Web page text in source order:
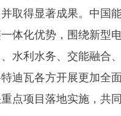
取得显著成果。中国
体化优势，围绕新型
水利水务、交能融合
迪瓦各方开展更加全
点项目落地实施，共